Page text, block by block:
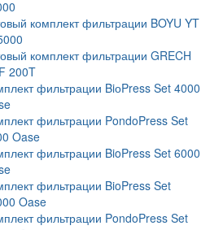
комплект фильтрации BOYU YT
комплект фильтрации GRECH
200T
фильтрации BiоPress Set 4000
фильтрации PondoPress Set
Oase
фильтрации BioPress Set 6000
фильтрации BioPress Set
Oase
фильтрации PondoPress Set